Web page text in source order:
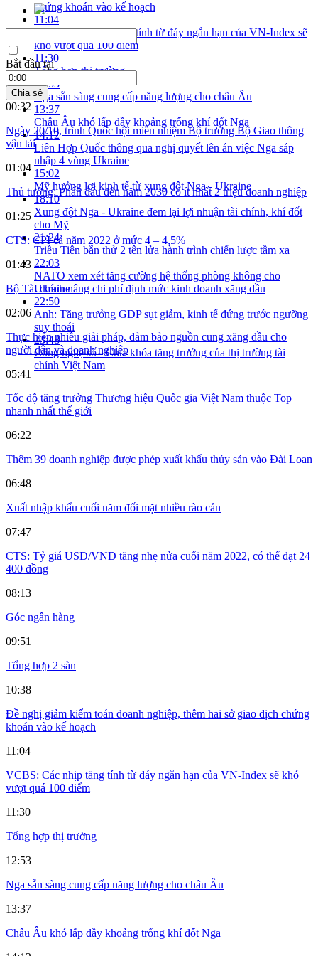
chứng khoán vào kế hoạch
11:04
VCBS: Các nhịp tăng tính từ đáy ngắn hạn của VN-Index sẽ
khó vượt quá 100 điểm
11:30
Tổng hợp thị trường
12:53
Nga sẵn sàng cung cấp năng lượng cho châu Âu
13:37
Châu Âu khó lấp đầy khoảng trống khí đốt Nga
14:12
Liên Hợp Quốc thông qua nghị quyết lên án việc Nga sáp
nhập 4 vùng Ukraine
15:02
Mỹ hưởng lợi kinh tế từ xung đột Nga - Ukraine
18:10
Xung đột Nga - Ukraine đem lại lợi nhuận tài chính, khí đốt
cho Mỹ
21:24
Triều Tiên bắn thử 2 tên lửa hành trình chiến lược tầm xa
22:03
NATO xem xét tăng cường hệ thống phòng không cho
Ukraine
22:50
Anh: Tăng trưởng GDP sụt giảm, kinh tế đứng trước ngưỡng
suy thoái
23:48
Công nghệ số - Chìa khóa tăng trưởng của thị trường tài
chính Việt Nam
Bắt đầu tại
Chia sẻ
00:32
Ngày 20/10, trình Quốc hội miễn nhiệm Bộ trưởng Bộ Giao thông
vận tải
01:04
Thủ tướng: Phấn đấu đến năm 2030 có ít nhất 2 triệu doanh nghiệp
01:25
CTS: CPI cả năm 2022 ở mức 4 – 4,5%
01:43
Bộ Tài chính nâng chi phí định mức kinh doanh xăng dầu
02:06
Thực hiện nhiều giải pháp, đảm bảo nguồn cung xăng dầu cho
người dân và doanh nghiệp
05:41
Tốc độ tăng trưởng Thương hiệu Quốc gia Việt Nam thuộc Top
nhanh nhất thế giới
06:22
Thêm 39 doanh nghiệp được phép xuất khẩu thủy sản vào Đài Loan
06:48
Xuất nhập khẩu cuối năm đối mặt nhiều rào cản
07:47
CTS: Tỷ giá USD/VND tăng nhẹ nửa cuối năm 2022, có thể đạt 24
400 đồng
08:13
Góc ngân hàng
09:51
Tổng hợp 2 sàn
10:38
Đề nghị giảm kiểm toán doanh nghiệp, thêm hai sở giao dịch chứng
khoán vào kế hoạch
11:04
VCBS: Các nhịp tăng tính từ đáy ngắn hạn của VN-Index sẽ khó
vượt quá 100 điểm
11:30
Tổng hợp thị trường
12:53
Nga sẵn sàng cung cấp năng lượng cho châu Âu
13:37
Châu Âu khó lấp đầy khoảng trống khí đốt Nga